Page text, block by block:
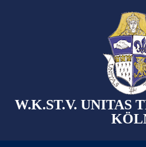
W.K.ST.V. UNITAS